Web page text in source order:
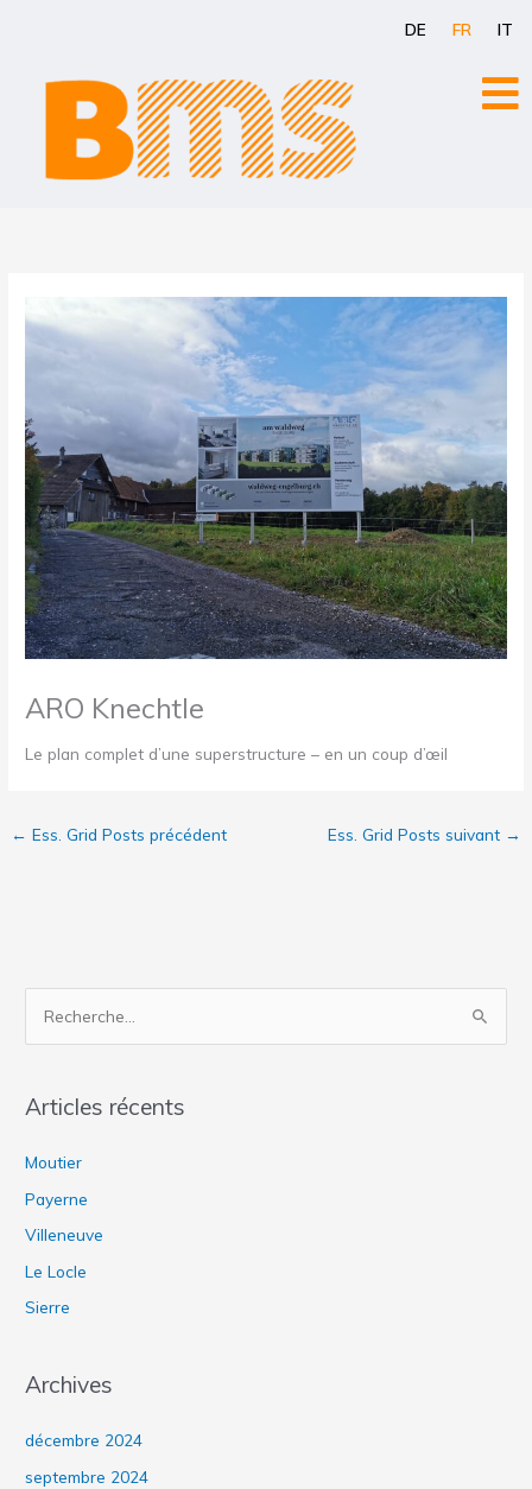
DE FR IT
ARO Knechtle
Le plan complet d’une superstructure – en un coup d’œil
← Ess. Grid Posts précédent Ess. Grid Posts suivant →
h
h
e
r
Articles récents
Moutier
Payerne
Villeneuve
Le Locle
Sierre
Archives
décembre 2024
septembre 2024